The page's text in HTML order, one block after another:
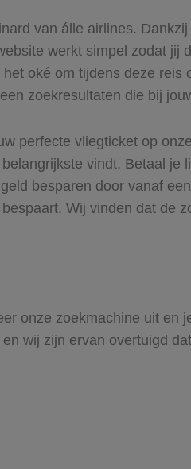
van álle airlines.
werkt simpel zodat
oké om tijdens deze
zoekresultaten die bij
perfecte vliegticket op
vindt. Betaal
besparen door vanaf
Wij vinden dat de
onze zoekmachine uit en
wij zijn ervan overtuigd